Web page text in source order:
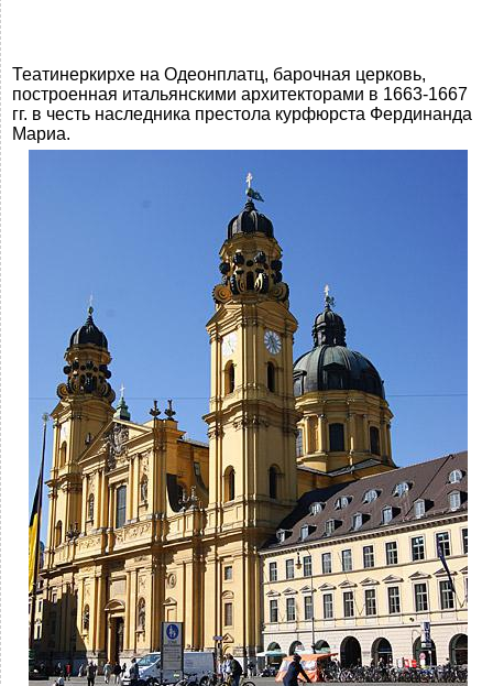
Театинеркирхе на Одеонплатц, барочная церковь,
построенная итальянскими архитекторами в 1663-1667
гг. в честь наследника престола курфюрста Фердинанда
Мариа.